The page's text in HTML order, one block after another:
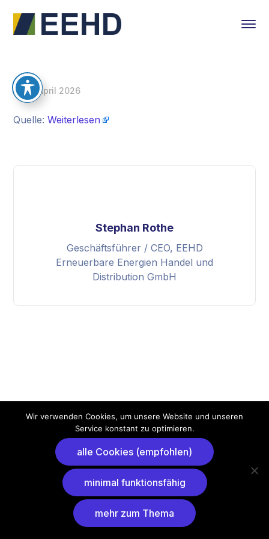
16. April 2026
Quelle:Weiterlesen
Stephan Rothe
Geschäftsführer / CEO, EEHD
Erneuerbare Energien Handel und
Distribution GmbH
Wir verwenden Cookies, um unsere Website und unseren
Service konstant zu optimieren.
alle Cookies (empfohlen)
minimal funktionsfähig
mehr zum Thema